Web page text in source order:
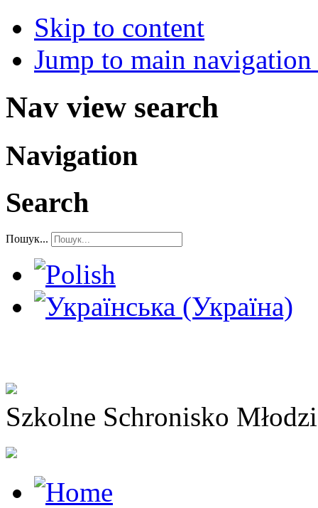
Skip to content
Jump to main
Nav view search
Navigation
Search
Пошук...
Szkolne Schronisko